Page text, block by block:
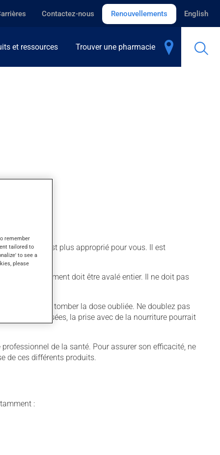
Contactez-nous Renouvellements English
et ressources Trouver une pharmacie
qui est plus approprié pour vous. Il est
Ce médicament doit être avalé entier. Il ne doit pas
simplement tomber la dose oubliée. Ne doublez pas
des nausées, la prise avec de la nourriture pourrait
de la santé. Pour assurer son efficacité, ne
de ces différents produits.
:
remember
tailored to
to see a
please